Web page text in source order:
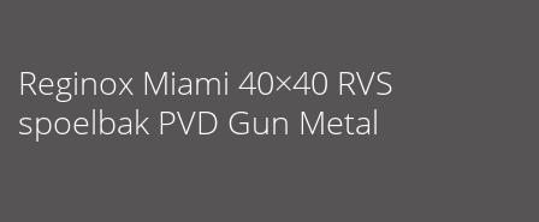
VLOERTEGELS
KEUKENBLADEN
Reginox Miami 40×40 RVS
spoelbak PVD Gun Metal